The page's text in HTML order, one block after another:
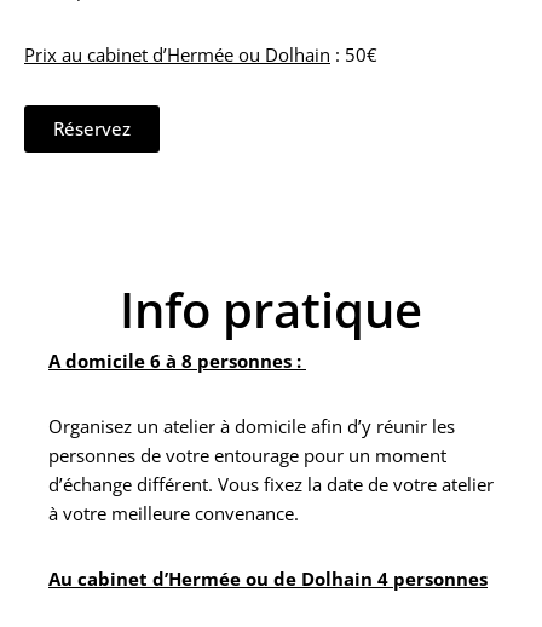
Prix au cabinet d’Hermée ou Dolhain : 50€
Réservez
Info pratique
A domicile 6 à 8 personnes :
Organisez un atelier à domicile afin d’y réunir les
personnes de votre entourage pour un moment
d’échange différent. Vous fixez la date de votre atelier
à votre meilleure convenance.
Au cabinet d’Hermée ou de Dolhain 4 personnes